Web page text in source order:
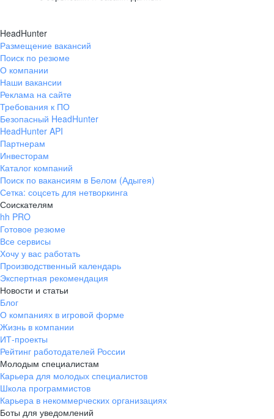
HeadHunter
Размещение вакансий
Поиск по резюме
О компании
Наши вакансии
Реклама на сайте
Требования к ПО
Безопасный HeadHunter
HeadHunter API
Партнерам
Инвесторам
Каталог компаний
Поиск по вакансиям в Белом (Адыгея)
Сетка: соцсеть для нетворкинга
Соискателям
hh PRO
Готовое резюме
Все сервисы
Хочу у вас работать
Производственный календарь
Экспертная рекомендация
Новости и статьи
Блог
О компаниях в игровой форме
Жизнь в компании
ИТ-проекты
Рейтинг работодателей России
Молодым специалистам
Карьера для молодых специалистов
Школа программистов
Карьера в некоммерческих организациях
Боты для уведомлений